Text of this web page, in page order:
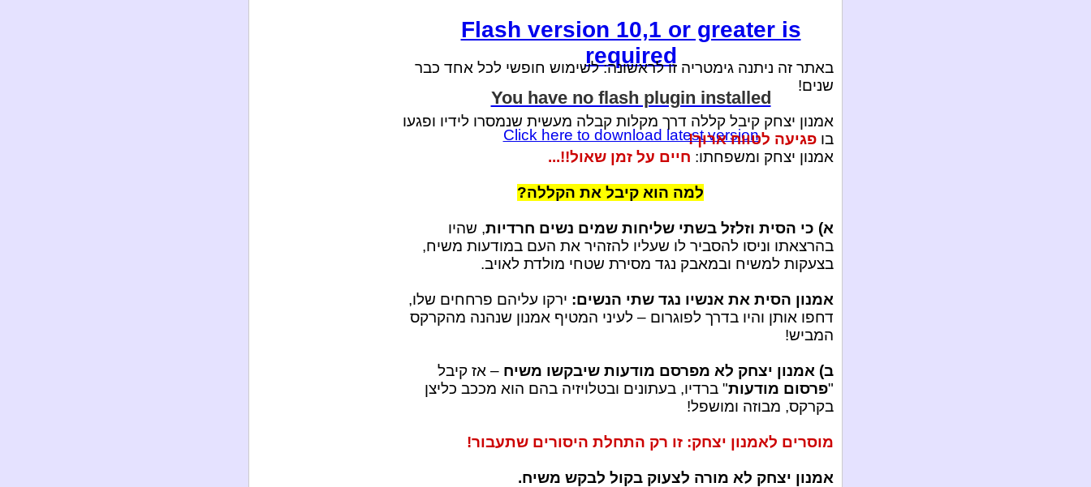
Flash version 10,1 or greater is
required
You have no flash plugin installed
Click here to download latest version
באתר זה ניתנה גימטריה זו לראשונה: לשימוש חופשי לכל אחד כבר
שנים!
אמנון יצחק קיבל קללה דרך מקלות קבלה מעשית שנמסרו לידיו ופגעו
בו פגיעה לטווח ארוך!
אמנון יצחק ומשפחתו: חיים על זמן שאול!!...
למה הוא קיבל את הקללה?
א) כי הסית וזלזל בשתי שליחות שמים נשים חרדיות, שהיו
בהרצאתו וניסו להסביר לו שעליו להזהיר את העם במודעות משיח,
בצעקות למשיח ובמאבק נגד מסירת שטחי מולדת לאויב.
אמנון הסית את אנשיו נגד שתי הנשים: ירקו עליהם פרחחים שלו,
דחפו אותן והיו בדרך לפוגרום – לעיני המטיף אמנון שנהנה מהקרקס
המביש!
ב) אמנון יצחק לא מפרסם מודעות שיבקשו משיח – אז קיבל
"פרסום מודעות" ברדיו, בעתונים ובטלויזיה בהם הוא מככב כליצן
בקרקס, מבוזה ומושפל!
מוסרים לאמנון יצחק: זו רק התחלת היסורים שתעבור!
אמנון יצחק לא מורה לצעוק בקול לבקש משיח.